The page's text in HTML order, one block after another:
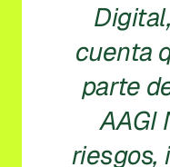
cuenta
parte
AAGI
riesgos,